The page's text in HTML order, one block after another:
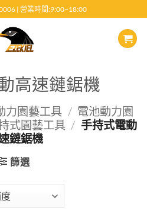
| 營業時間:9:00~18:00
高速鏈鋸機
力園藝工具 / 電池動力園
式園藝工具 / 手持式電動
鏈鋸機
篩選